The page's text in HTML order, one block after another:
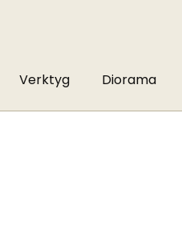
Verktyg Diorama